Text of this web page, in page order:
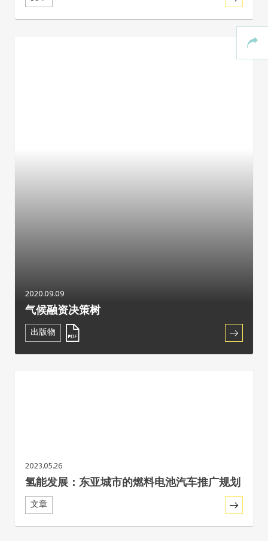
2020.09.09
气候融资决策树
出版物
2023.05.26
氢能发展：东亚城市的燃料电池汽车推广规划
文章